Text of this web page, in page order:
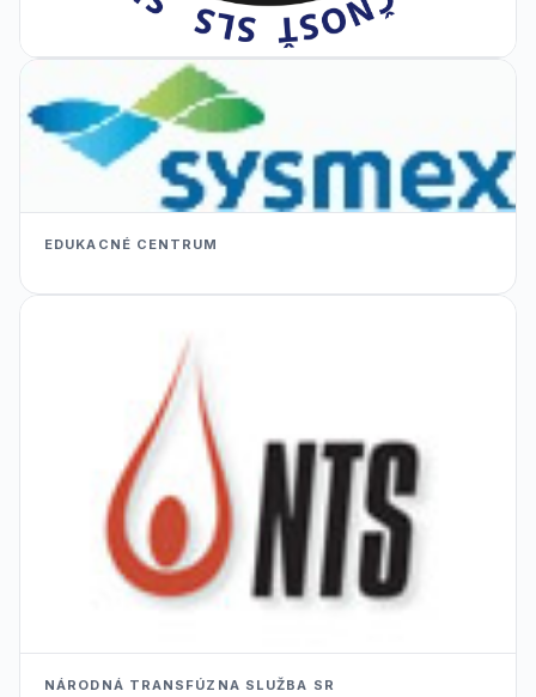
EDUKACNÉ CENTRUM
NÁRODNÁ TRANSFÚZNA SLUŽBA SR